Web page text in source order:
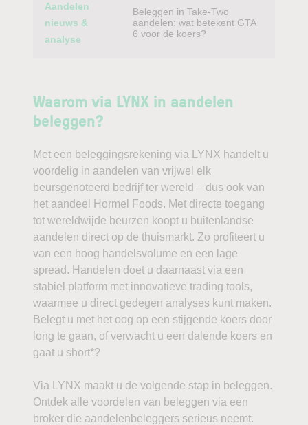
Aandelen
nieuws &
analyse
Beleggen in Take-Two
aandelen: wat betekent GTA
6 voor de koers?
Waarom via LYNX in aandelen
beleggen?
Met een beleggingsrekening via LYNX handelt u
voordelig in aandelen van vrijwel elk
beursgenoteerd bedrijf ter wereld – dus ook van
het aandeel Hormel Foods. Met directe toegang
tot wereldwijde beurzen koopt u buitenlandse
aandelen direct op de thuismarkt. Zo profiteert u
van een hoog handelsvolume en een lage
spread. Handelen doet u daarnaast via een
stabiel platform met innovatieve trading tools,
waarmee u direct gedegen analyses kunt maken.
Belegt u met het oog op een stijgende koers door
long te gaan, of verwacht u een dalende koers en
gaat u short*?
Via LYNX maakt u de volgende stap in beleggen.
Ontdek alle voordelen van beleggen via een
broker die aandelenbeleggers serieus neemt.